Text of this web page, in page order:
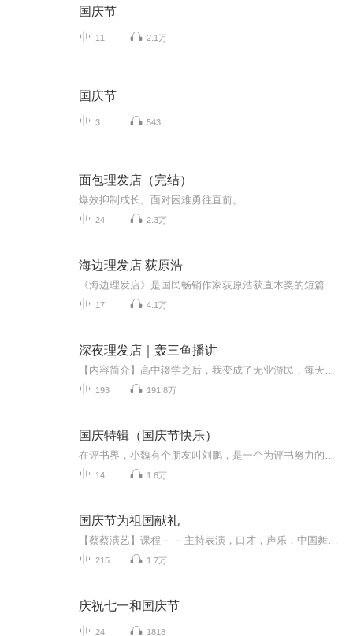
国庆节
11 2.1万
国庆节
3 543
面包理发店（完结）
爆效抑制成长。面对困难勇往直前。
24 2.3万
海边理发店 荻原浩
17 4.1万
深夜理发店｜轰三鱼播讲
193 191.8万
国庆特辑（国庆节快乐）
14 1.6万
国庆节为祖国献礼
215 1.7万
庆祝七一和国庆节
24 1818